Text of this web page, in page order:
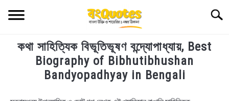
TECHNOLOGY
HEALTH & LIFESTYLE
কথা সাহিত্যিক বিভূতিভূষণ বন্দ্যোপাধ্যায়, Best
Biography of Bibhutibhushan
Bandyopadhyay in Bengali